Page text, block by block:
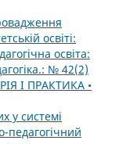
освіті:
освіта:
№ 42(2)
І ПРАКТИКА •
у системі
педагогічний